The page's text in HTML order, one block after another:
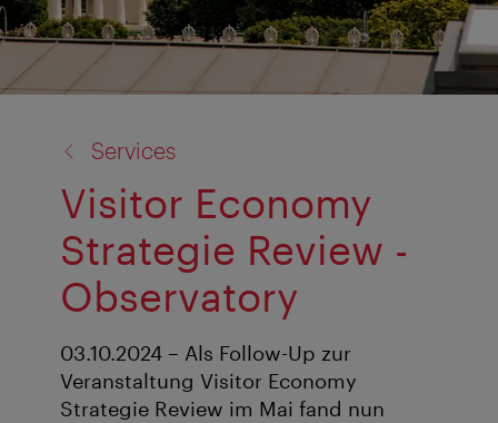
Services
Visitor Economy
Strategie Review -
Observatory
03.10.2024 – Als Follow-Up zur
Veranstaltung Visitor Economy
Strategie Review im Mai fand nun